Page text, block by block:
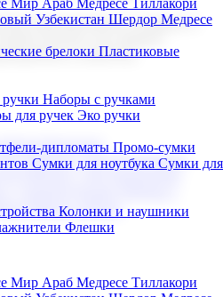
Мир Араб Медресе Тиллакори
Узбекистан Шердор Медресе
брелоки Пластиковые
Наборы с ручками
для ручек Эко ручки
дипломаты Промо-сумки
Сумки для ноутбука Сумки для
Колонки и наушники
Флешки
корпоративных подарков и
каталоге вы найдете
и клиентов.
Кошельки
Наборы с аккумуляторами
Наборы с ежедневниками
Чайные наборы
Мир Араб Медресе Тиллакори